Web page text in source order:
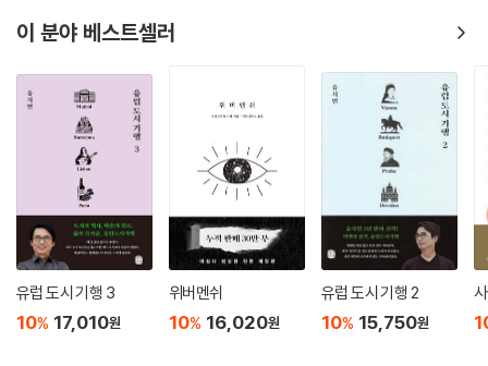
이 분야 베스트셀러
유럽 도시 기행 3
10% 17,010원
위버멘쉬
10% 16,020원
유럽 도시 기행 2
10% 15,750원